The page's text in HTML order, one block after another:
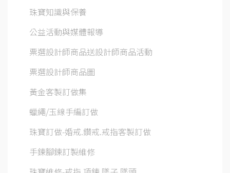
珠寶知識與保養
公益活動與媒體報導
票選設計師商品送設計師商品活動
票選設計師商品圖
黃金客製訂做集
蠟繩/玉線手編訂做
珠寶訂做-婚戒.鑽戒.戒指客製訂做
手鍊腳鍊訂製維修